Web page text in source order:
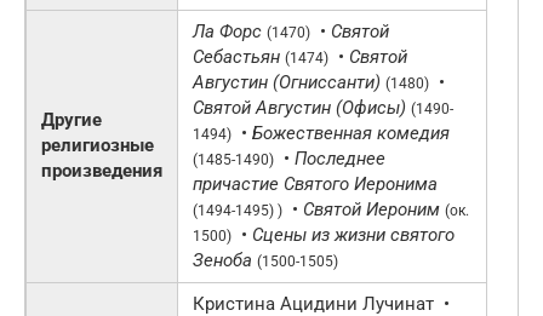
Другие
религиозные
произведения
Ла Форс (1470) • Святой
Себастьян (1474) • Святой
Августин (Огниссанти) (1480)
•
Святой Августин (Офисы) (1490-
1494)
• Божественная комедия
(1485-1490) • Последнее
причастие Святого Иеронима
(1494-1495) ) • Святой Иероним (ок.
1500)
• Сцены из жизни святого
Зеноба (1500-1505)
Кристина Ацидини Лучинат •